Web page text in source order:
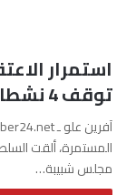
استمرار
توقف 4 نشطاء من حزب المساواة
المستمرة، ألقت
مجلس شبيبة…